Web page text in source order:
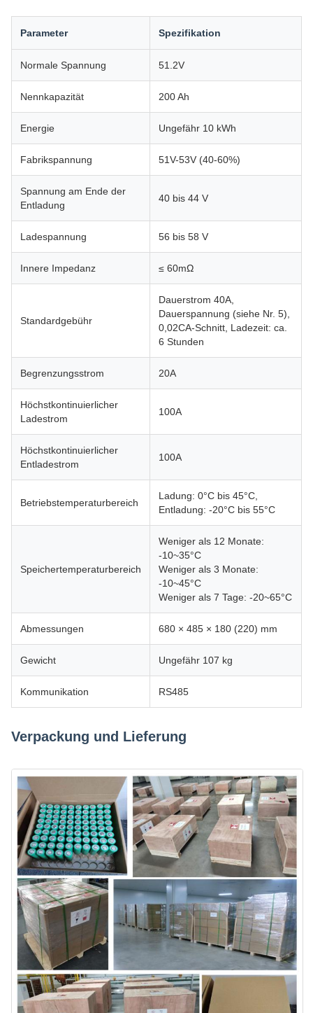
Parameter Spezifikation
Normale Spannung 51.2V
Nennkapazität 200 Ah
Energie Ungefähr 10 kWh
Fabrikspannung 51V-53V (40-60%)
Spannung am Ende der
Entladung
40 bis 44 V
Ladespannung 56 bis 58 V
Innere Impedanz ≤ 60mΩ
Standardgebühr
Dauerstrom 40A,
Dauerspannung (siehe Nr. 5),
0,02CA-Schnitt, Ladezeit: ca.
6 Stunden
Begrenzungsstrom 20A
Höchstkontinuierlicher
Ladestrom
100A
Höchstkontinuierlicher
Entladestrom
100A
Betriebstemperaturbereich
Ladung: 0°C bis 45°C,
Entladung: -20°C bis 55°C
Speichertemperaturbereich
Weniger als 12 Monate:
-10~35°C
Weniger als 3 Monate:
-10~45°C
Weniger als 7 Tage: -20~65°C
Abmessungen 680 × 485 × 180 (220) mm
Gewicht Ungefähr 107 kg
Kommunikation RS485
Verpackung und Lieferung